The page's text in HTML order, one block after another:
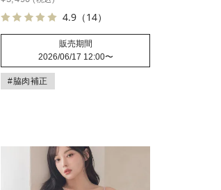
4.9 （14）
販売期間
2026/06/17 12:00〜
#脇肉補正